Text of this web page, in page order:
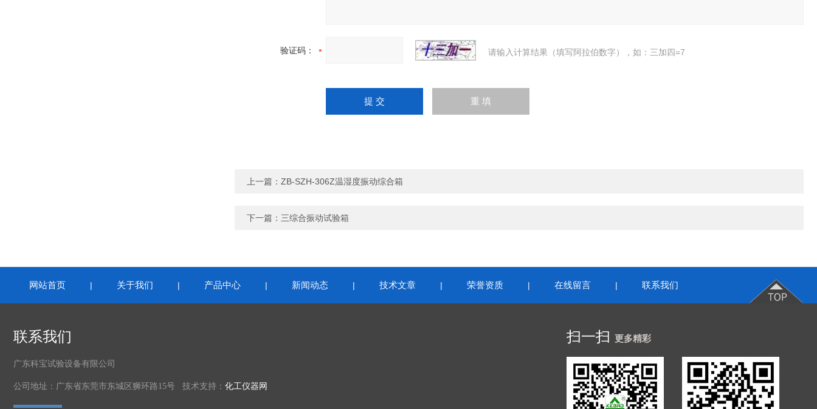
验证码： 请输入计算结果（填写阿拉伯数字），如：三加四=7
上一篇： ZB-SZH-306Z温湿度振动综合箱
下一篇： 三综合振动试验箱
网站首页 | 关于我们 | 产品中心 | 新闻动态 | 技术文章 | 荣誉资质 | 在线留言 | 联系我们
联系我们
广东科宝试验设备有限公司
公司地址：广东省东莞市东城区狮环路15号 技术支持： 化工仪器网
扫一扫 更多精彩